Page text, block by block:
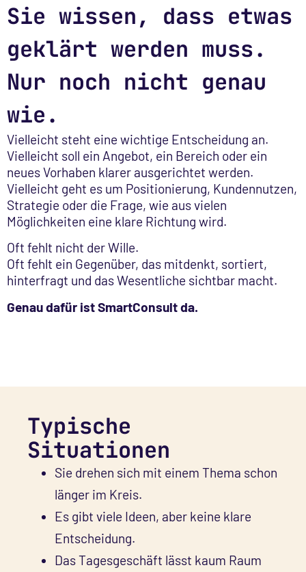
Sie wissen, dass etwas
geklärt werden muss.
Nur noch nicht genau
wie.
Vielleicht steht eine wichtige Entscheidung an.
Vielleicht soll ein Angebot, ein Bereich oder ein
neues Vorhaben klarer ausgerichtet werden.
Vielleicht geht es um Positionierung, Kundennutzen,
Strategie oder die Frage, wie aus vielen
Möglichkeiten eine klare Richtung wird.
Oft fehlt nicht der Wille.
Oft fehlt ein Gegenüber, das mitdenkt, sortiert,
hinterfragt und das Wesentliche sichtbar macht.
Genau dafür ist SmartConsult da.
Typische
Situationen
Sie drehen sich mit einem Thema schon
länger im Kreis.
Es gibt viele Ideen, aber keine klare
Entscheidung.
Das Tagesgeschäft lässt kaum Raum